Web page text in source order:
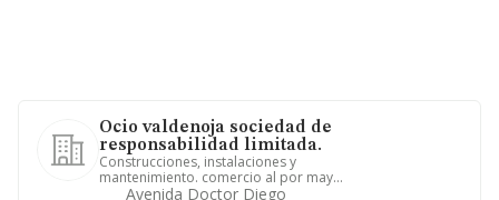
Ocio valdenoja sociedad de
responsabilidad limitada.
Construcciones, instalaciones y
mantenimiento. comercio al por mayor
y al por menor. distribución c...
Avenida Doctor Diego